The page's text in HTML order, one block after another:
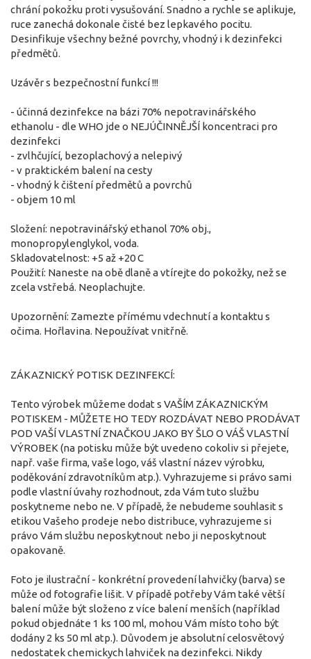
chrání pokožku proti vysušování. Snadno a rychle se aplikuje,
ruce zanechá dokonale čisté bez lepkavého pocitu.
Desinfikuje všechny bežné povrchy, vhodný i k dezinfekci
předmětů.
Uzávěr s bezpečnostní funkcí !!!
- účinná dezinfekce na bázi 70% nepotravinářského
ethanolu - dle WHO jde o NEJÚČINNĚJŠÍ koncentraci pro
dezinfekci
- zvlhčující, bezoplachový a nelepivý
- v praktickém balení na cesty
- vhodný k čištení předmětů a povrchů
- objem 10 ml
Složení: nepotravinářský ethanol 70% obj.,
monopropylenglykol, voda.
Skladovatelnost: +5 až +20 C
Použití: Naneste na obě dlaně a vtírejte do pokožky, než se
zcela vstřebá. Neoplachujte.
Upozornění: Zamezte přímému vdechnutí a kontaktu s
očima. Hořlavina. Nepoužívat vnitřně.
ZÁKAZNICKÝ POTISK DEZINFEKCÍ:
Tento výrobek můžeme dodat s VAŠÍM ZÁKAZNICKÝM
POTISKEM - MŮŽETE HO TEDY ROZDÁVAT NEBO PRODÁVAT
POD VAŠÍ VLASTNÍ ZNAČKOU JAKO BY ŠLO O VÁŠ VLASTNÍ
VÝROBEK (na potisku může být uvedeno cokoliv si přejete,
např. vaše firma, vaše logo, váš vlastní název výrobku,
poděkování zdravotníkům atp.). Vyhrazujeme si právo sami
podle vlastní úvahy rozhodnout, zda Vám tuto službu
poskytneme nebo ne. V případě, že nebudeme souhlasit s
etikou Vašeho prodeje nebo distribuce, vyhrazujeme si
právo Vám službu neposkytnout nebo ji neposkytnout
opakovaně.
Foto je ilustrační - konkrétní provedení lahvičky (barva) se
může od fotografie lišit. V případě potřeby Vám také větší
balení může být složeno z více balení menších (například
pokud objednáte 1 ks 100 ml, mohou Vám místo toho být
dodány 2 ks 50 ml atp.). Důvodem je absolutní celosvětový
nedostatek chemickych lahviček na dezinfekci. Nikdy